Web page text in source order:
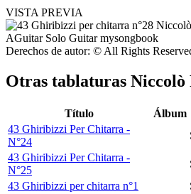
VISTA PREVIA
Derechos de autor: © All Rights
Otras tablaturas Niccolò
Título Álbum
43 Ghiribizzi Per Chitarra -
N°24
43 Ghiribizzi Per Chitarra -
N°25
43 Ghiribizzi per chitarra n°1